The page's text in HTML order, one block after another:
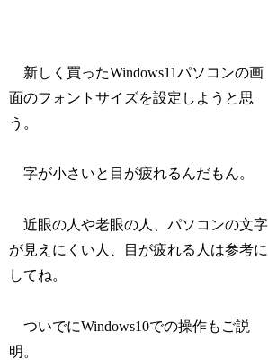
新しく買ったWindows11パソコンの画
面のフォントサイズを設定しようと思
う。
字が小さいと目が疲れるんだもん。
近眼の人や老眼の人、パソコンの文字
が見えにくい人、目が疲れる人は参考に
してね。
ついでにWindows10での操作もご説
明。